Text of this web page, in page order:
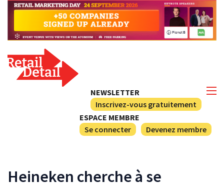
NEWSLETTER
Inscrivez-vous gratuitement
ESPACE MEMBRE
Se connecter
Devenez membre
Heineken cherche à se